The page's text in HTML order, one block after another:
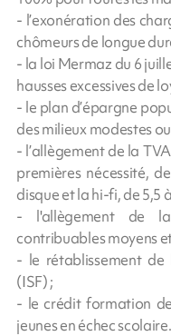
- l’exonération des
chômeurs de longue
- la loi Mermaz du 6
hausses excessives de
- le plan d’épargne
des milieux modestes
- l’allègement de la
premières nécessité,
disque et la hi-fi, de 5,5
- l'allègement de
contribuables moyens
- le rétablissement de
(ISF) ;
- le crédit formation
jeunes en échec scolaire.